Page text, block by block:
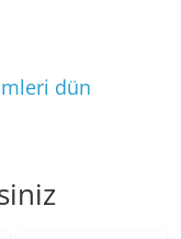
dün